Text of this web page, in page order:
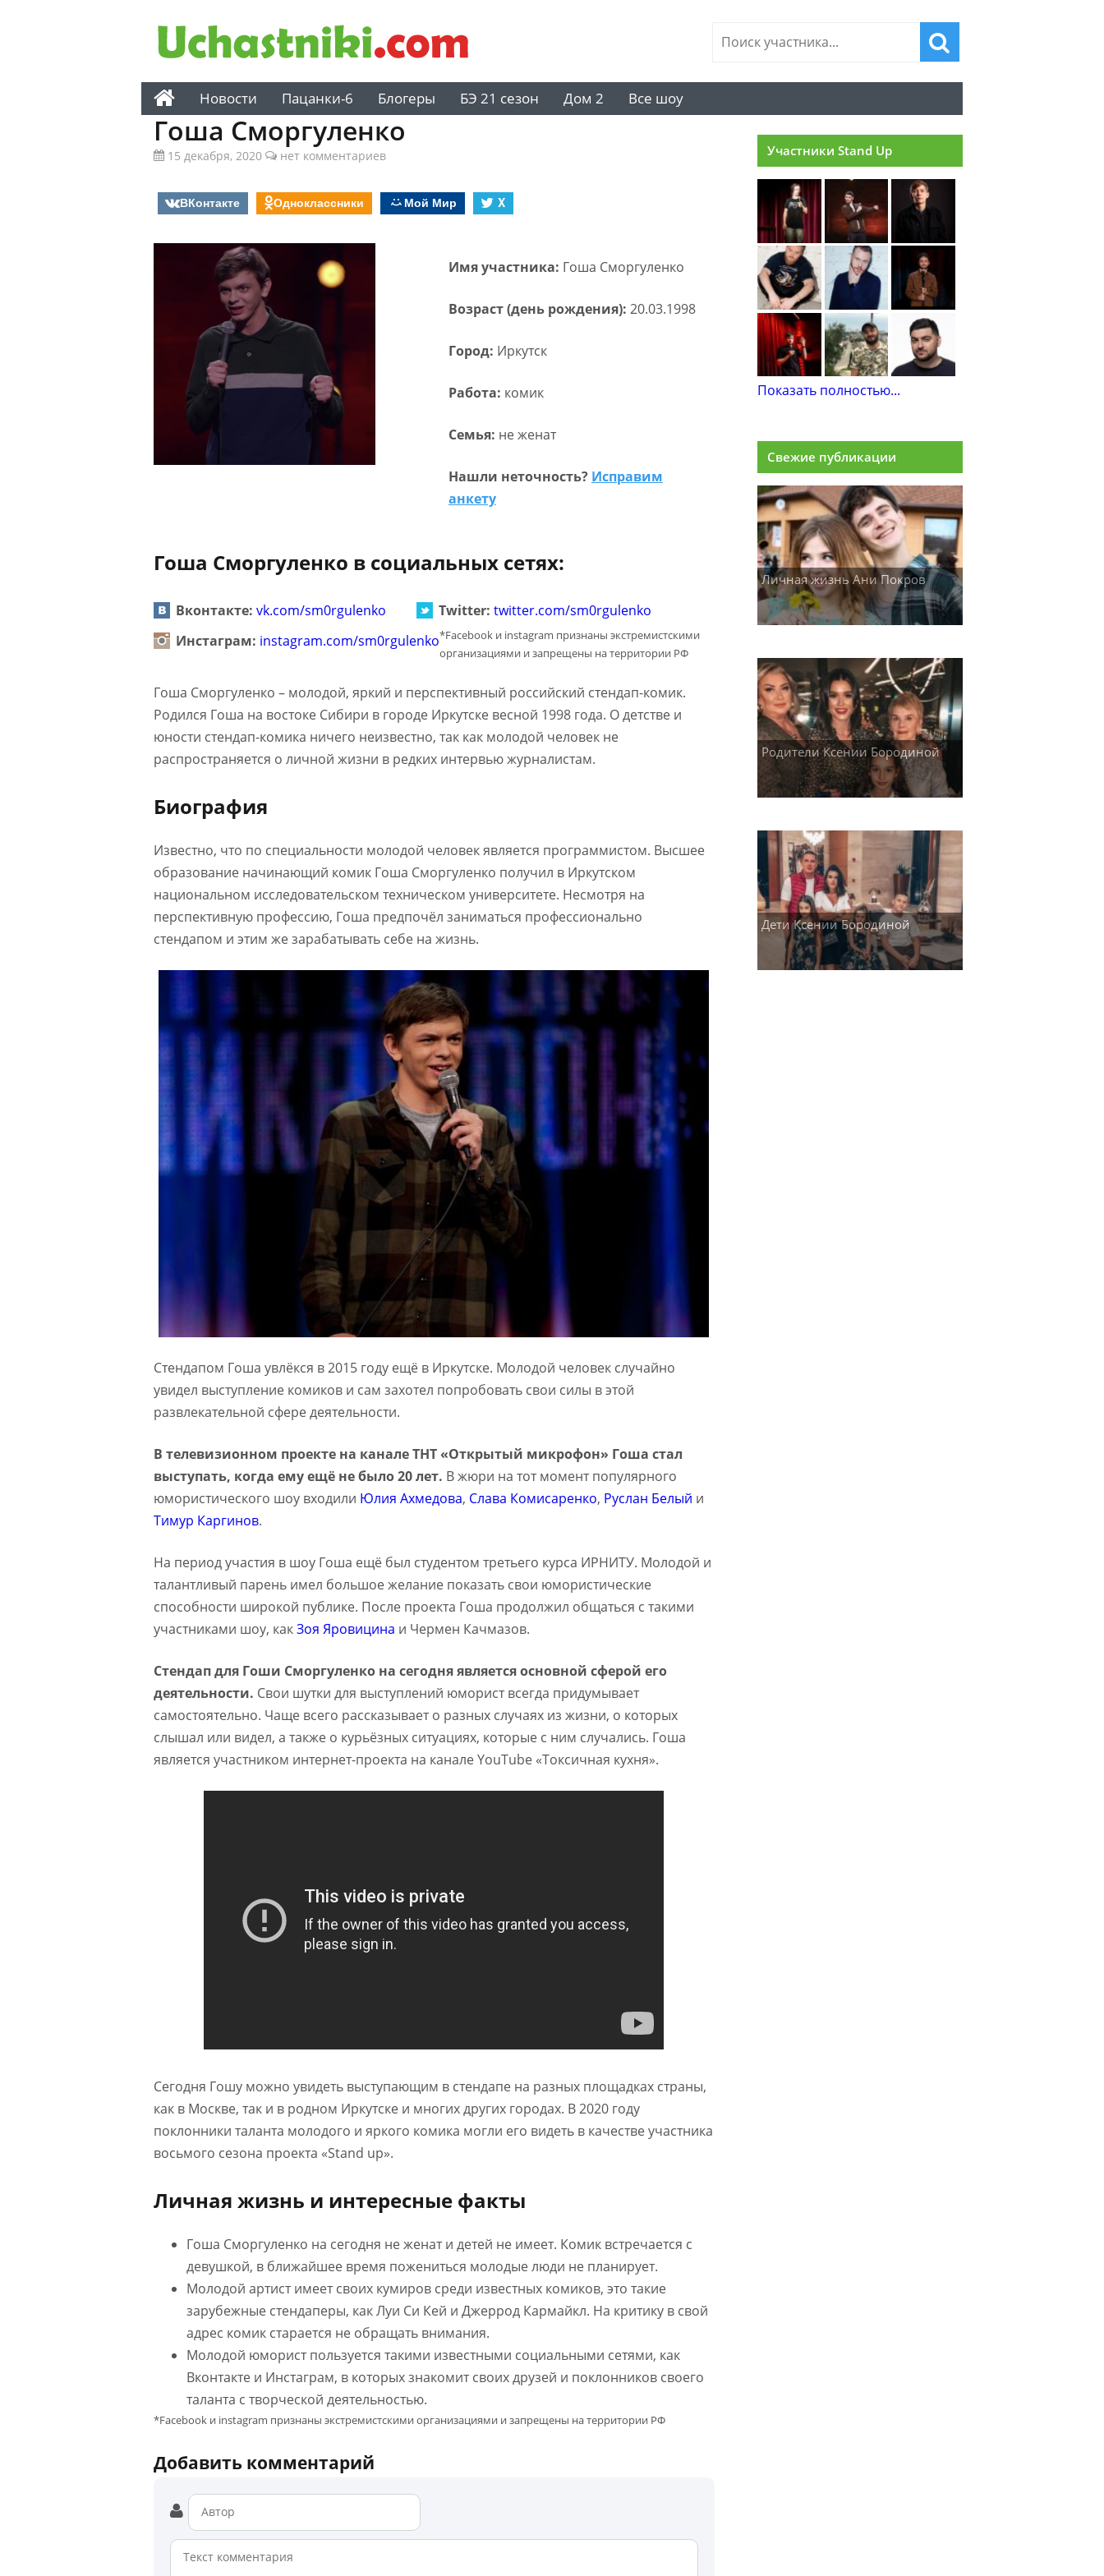
Новости Пацанки-6 Блогеры БЭ 21 сезон Дом 2 Все шоу
Гоша Сморгуленко
15 декабря, 2020 нет комментариев
ВКонтакте Одноклассники Мой Мир X
Имя участника: Гоша Сморгуленко
Возраст (день рождения): 20.03.1998
Город: Иркутск
Работа: комик
Семья: не женат
Нашли неточность? Исправим
анкету
Гоша Сморгуленко в социальных сетях:
Вконтакте: vk.com/sm0rgulenko Twitter: twitter.com/sm0rgulenko
Инстаграм: instagram.com/sm0rgulenko*Facebook и instagram признаны экстремистскими
организациями и запрещены на территории РФ
Гоша Сморгуленко – молодой, яркий и перспективный российский стендап-комик.
Родился Гоша на востоке Сибири в городе Иркутске весной 1998 года. О детстве и
юности стендап-комика ничего неизвестно, так как молодой человек не
распространяется о личной жизни в редких интервью журналистам.
Биография
Известно, что по специальности молодой человек является программистом. Высшее
образование начинающий комик Гоша Сморгуленко получил в Иркутском
национальном исследовательском техническом университете. Несмотря на
перспективную профессию, Гоша предпочёл заниматься профессионально
стендапом и этим же зарабатывать себе на жизнь.
Стендапом Гоша увлёкся в 2015 году ещё в Иркутске. Молодой человек случайно
увидел выступление комиков и сам захотел попробовать свои силы в этой
развлекательной сфере деятельности.
В телевизионном проекте на канале ТНТ «Открытый микрофон» Гоша стал
выступать, когда ему ещё не было 20 лет. В жюри на тот момент популярного
юмористического шоу входили Юлия Ахмедова, Слава Комисаренко, Руслан Белый и
Тимур Каргинов.
На период участия в шоу Гоша ещё был студентом третьего курса ИРНИТУ. Молодой и
талантливый парень имел большое желание показать свои юмористические
способности широкой публике. После проекта Гоша продолжил общаться с такими
участниками шоу, какЗоя Яровицина и Чермен Качмазов.
Стендап для Гоши Сморгуленко на сегодня является основной сферой его
деятельности. Свои шутки для выступлений юморист всегда придумывает
самостоятельно. Чаще всего рассказывает о разных случаях из жизни, о которых
слышал или видел, а также о курьёзных ситуациях, которые с ним случались. Гоша
является участником интернет-проекта на канале YouTube «Токсичная кухня».
Сегодня Гошу можно увидеть выступающим в стендапе на разных площадках страны,
как в Москве, так и в родном Иркутске и многих других городах. В 2020 году
поклонники таланта молодого и яркого комика могли его видеть в качестве участника
восьмого сезона проекта «Stand up».
Личная жизнь и интересные факты
Гоша Сморгуленко на сегодня не женат и детей не имеет. Комик встречается с
девушкой, в ближайшее время пожениться молодые люди не планирует.
Молодой артист имеет своих кумиров среди известных комиков, это такие
зарубежные стендаперы, как Луи Си Кей и Джеррод Кармайкл. На критику в свой
адрес комик старается не обращать внимания.
Молодой юморист пользуется такими известными социальными сетями, как
Вконтакте и Инстаграм, в которых знакомит своих друзей и поклонников своего
таланта с творческой деятельностью.
*Facebook и instagram признаны экстремистскими организациями и запрещены на территории РФ
Добавить комментарий
Участники Stand Up
Показать полностью...
Свежие публикации
Личная жизнь Ани Покров
Родители Ксении Бородиной
Дети Ксении Бородиной